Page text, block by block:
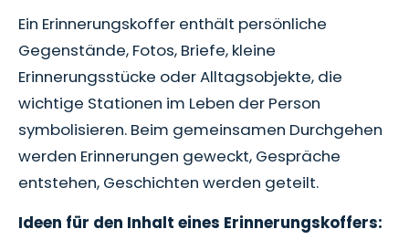
Ein Erinnerungskoffer enthält persönliche
Gegenstände, Fotos, Briefe, kleine
Erinnerungsstücke oder Alltagsobjekte, die
wichtige Stationen im Leben der Person
symbolisieren. Beim gemeinsamen Durchgehen
werden Erinnerungen geweckt, Gespräche
entstehen, Geschichten werden geteilt.
Ideen für den Inhalt eines Erinnerungskoffers: